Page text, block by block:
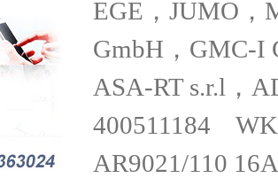
EGE，JUMO，
GmbH，GMC-I
ASA-RT s.r.l，
400511184
AR9021/110